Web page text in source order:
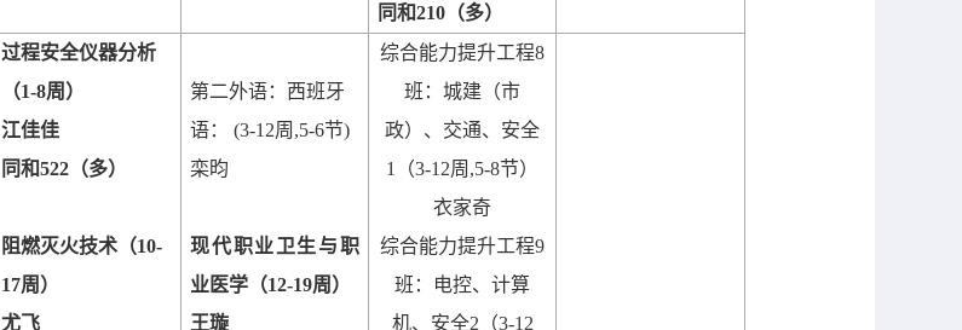
同和210 （多）
过程安全仪器分析
（1-8周）
江佳佳
同和522 （多）
阻燃灭火技术（10-
17周）
尤飞
第二外语：西班牙
语：(3-12周 ,5-6节)
栾昀
现代职业卫生与职
业医学（12-19周）
王璇
综合能力提升工程8
班：城建（市
政）、交通、安全
1
（3-12周 ,5-8节）
衣家奇
综合能力提升工程9
班：电控、计算
机、安全2 （3-12